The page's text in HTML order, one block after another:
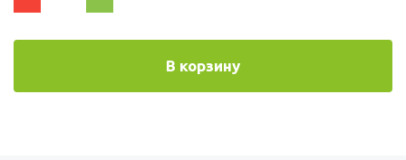
В корзину